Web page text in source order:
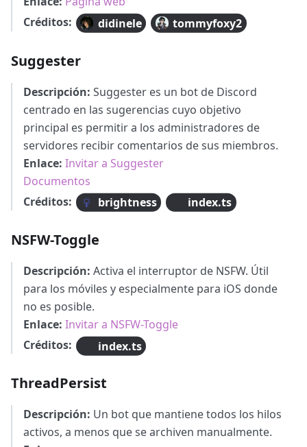
Créditos:
didinele tommyfoxy2
Suggester
Descripción: Suggester es un bot de Discord
centrado en las sugerencias cuyo objetivo
principal es permitir a los administradores de
servidores recibir comentarios de sus miembros.
Enlace: Invitar a Suggester
Documentos
Créditos:
brightness index.ts
NSFW-Toggle
Descripción: Activa el interruptor de NSFW. Útil
para los móviles y especialmente para iOS donde
no es posible.
Enlace: Invitar a NSFW-Toggle
Créditos:
index.ts
ThreadPersist
Descripción: Un bot que mantiene todos los hilos
activos, a menos que se archiven manualmente.